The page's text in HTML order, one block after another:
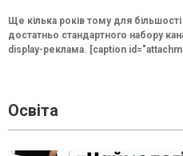
Ще кілька років тому для
достатньо стандартного набору
display-реклама. [caption
Освіта